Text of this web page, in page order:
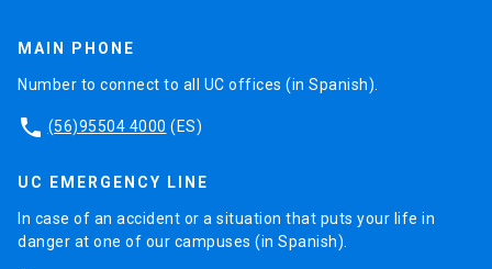
MAIN PHONE
Number to connect to all UC offices (in Spanish).
phone (56)95504 4000 (ES)
UC EMERGENCY LINE
In case of an accident or a situation that puts your life in
danger at one of our campuses (in Spanish).